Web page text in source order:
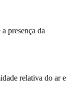
presença da
relativa do ar e